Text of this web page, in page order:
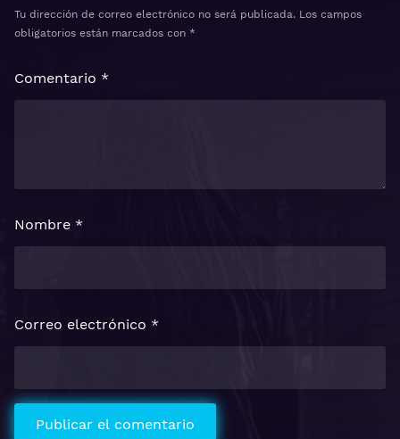
Tu dirección de correo electrónico no será publicada. Los campos
obligatorios están marcados con *
Comentario *
Nombre *
Correo electrónico *